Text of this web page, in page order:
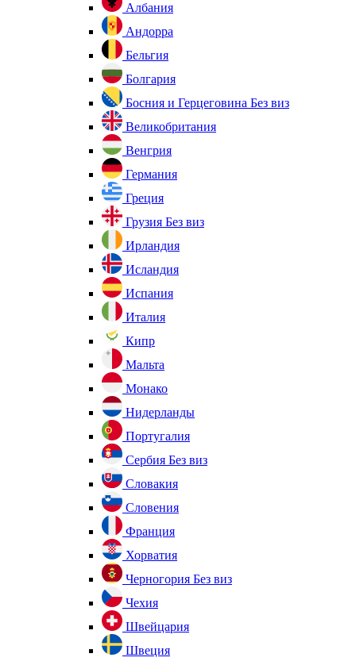
Албания
Андорра
Бельгия
Болгария
Босния и Герцеговина Без виз
Великобритания
Венгрия
Германия
Греция
Грузия Без виз
Ирландия
Исландия
Испания
Италия
Кипр
Мальта
Монако
Нидерланды
Португалия
Сербия Без виз
Словакия
Словения
Франция
Хорватия
Черногория Без виз
Чехия
Швейцария
Швеция